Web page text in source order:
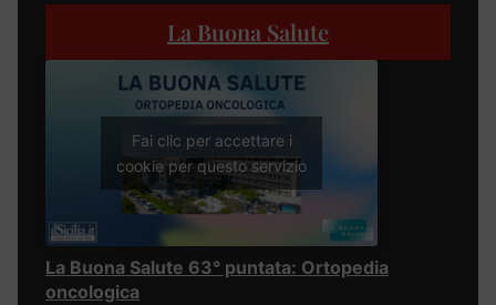
La Buona Salute
Fai clic per accettare i
cookie per questo servizio
La Buona Salute 63° puntata: Ortopedia
oncologica